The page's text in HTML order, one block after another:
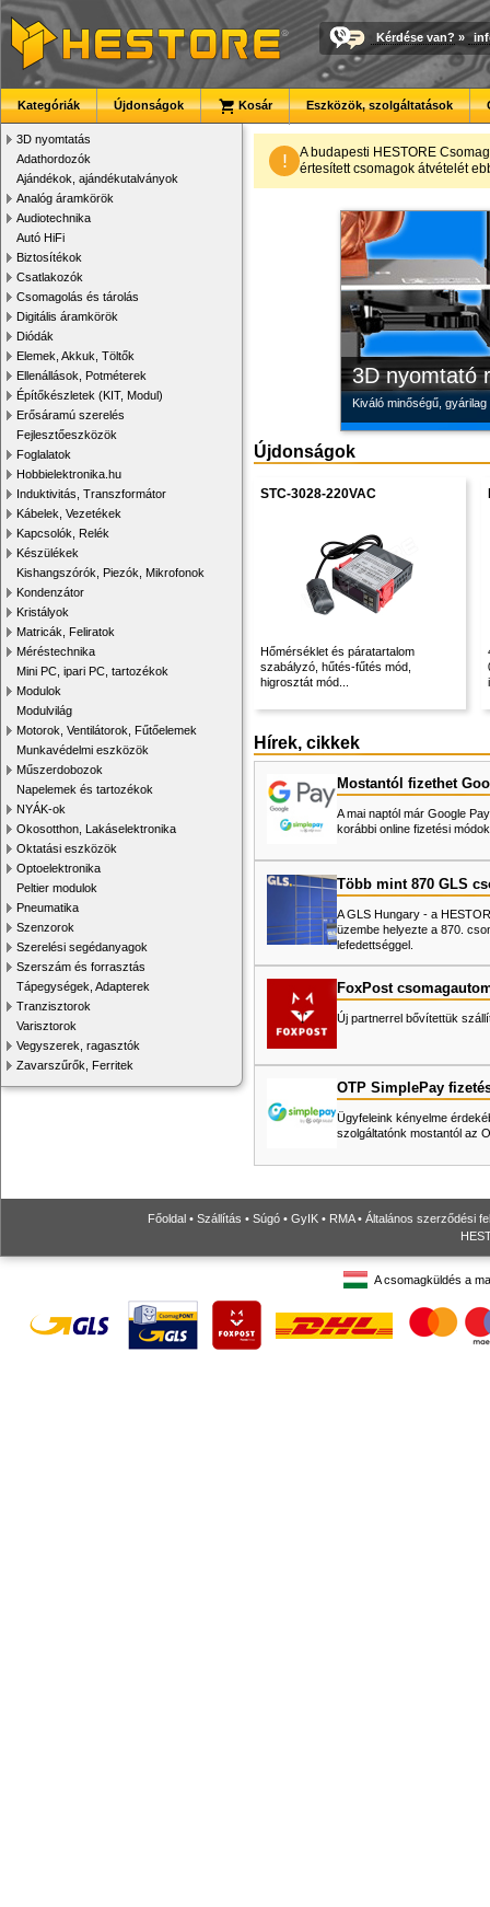
Kérdése van? »
Kategóriák Újdonságok Kosár Eszközök, szolgáltatások
3D nyomtatás
Adathordozók
Ajándékok, ajándékutalványok
Analóg áramkörök
Audiotechnika
Autó HiFi
Biztosítékok
Csatlakozók
Csomagolás és tárolás
Digitális áramkörök
Diódák
Elemek, Akkuk, Töltők
Ellenállások, Potméterek
Építőkészletek (KIT, Modul)
Erősáramú szerelés
Fejlesztőeszközök
Foglalatok
Hobbielektronika.hu
Induktivitás, Transzformátor
Kábelek, Vezetékek
Kapcsolók, Relék
Készülékek
Kishangszórók, Piezók, Mikrofonok
Kondenzátor
Kristályok
Matricák, Feliratok
Méréstechnika
Mini PC, ipari PC, tartozékok
Modulok
Modulvilág
Motorok, Ventilátorok, Fűtőelemek
Munkavédelmi eszközök
Műszerdobozok
Napelemek és tartozékok
NYÁK-ok
Okosotthon, Lakáselektronika
Oktatási eszközök
Optoelektronika
Peltier modulok
Pneumatika
Szenzorok
Szerelési segédanyagok
Szerszám és forrasztás
Tápegységek, Adapterek
Tranzisztorok
Varisztorok
Vegyszerek, ragasztók
Zavarszűrők, Ferritek
!
A budapesti HESTORE
értesített csomagok átvételét
3D nyomtató
Kiváló minőségű,
Megbízható
Új, modern
Modulvilág
Fejlesztés, szórakozás
Új PLA
Kiváló árfekvésű, sok
Újdonságok
STC-3028-220VAC
Hőmérséklet és páratartalom
szabályzó, hűtés-fűtés mód,
higrosztát mód...
Hírek, cikkek
Mostantól fizethet
A mai naptól már Google
korábbi online fizetési
Több mint 870 GLS
A GLS Hungary - a
üzembe helyezte a 870.
lefedettséggel.
FoxPost
Új partnerrel bővítettük
OTP SimplePay
Ügyfeleink kényelme
szolgáltatónk mostantól az
Főoldal • Szállítás • Súgó • GyIK • RMA• Általános szerződési
A csomagküldés a